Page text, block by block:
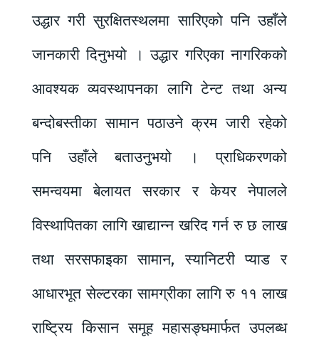
उद्धार गरी सुरक्षितस्थलमा सारिएको पनि उहाँले
जानकारी दिनुभयो । उद्धार गरिएका नागरिकको
आवश्यक व्यवस्थापनका लागि टेन्ट तथा अन्य
बन्दोबस्तीका सामान पठाउने क्रम जारी रहेको
पनि उहाँले बताउनुभयो । प्राधिकरणको
समन्वयमा बेलायत सरकार र केयर नेपालले
विस्थापितका लागि खाद्यान्न खरिद गर्न रु छ लाख
तथा सरसफाइका सामान, स्यानिटरी प्याड र
आधारभूत सेल्टरका सामग्रीका लागि रु ११ लाख
राष्ट्रिय किसान समूह महासङ्घमार्फत उपलब्ध